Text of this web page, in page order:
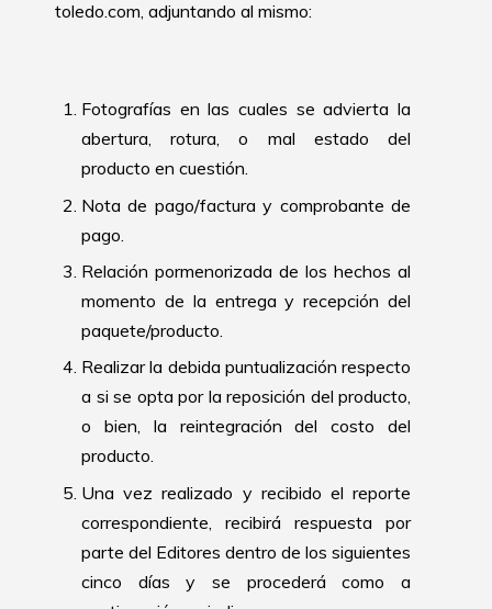
toledo.com, adjuntando al mismo:
Fotografías en las cuales se advierta la
abertura, rotura, o mal estado del
producto en cuestión.
Nota de pago/factura y comprobante de
pago.
Relación pormenorizada de los hechos al
momento de la entrega y recepción del
paquete/producto.
Realizar la debida puntualización respecto
a si se opta por la reposición del producto,
o bien, la reintegración del costo del
producto.
Una vez realizado y recibido el reporte
correspondiente, recibirá respuesta por
parte del Editores dentro de los siguientes
cinco días y se procederá como a